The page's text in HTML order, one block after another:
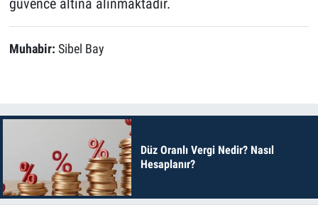
Muhabir: Sibel Bay
Düz Oranlı Vergi Nedir? Nasıl
Hesaplanır?